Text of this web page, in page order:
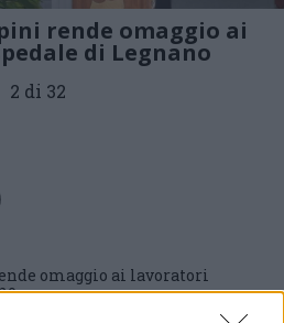
rende omaggio ai
di Legnano
2 di 32
omaggio ai lavoratori